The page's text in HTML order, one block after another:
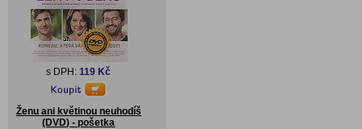
s DPH:119 Kč
Ženu ani květinou neuhodíš
(DVD) - pošetka